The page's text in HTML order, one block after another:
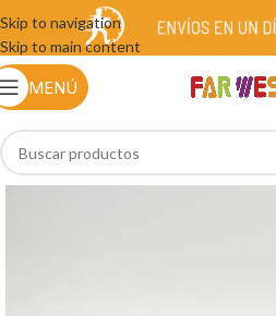
Skip to navigation
Skip to main content
MENÚ